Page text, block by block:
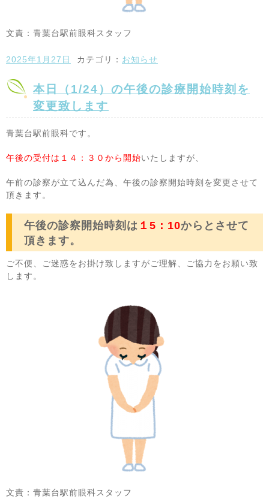
文責：青葉台駅前眼科スタッフ
2025年1月27日 カテゴリ： お知らせ
本日（1/24）の午後の診療開始時刻を
変更致します
青葉台駅前眼科です。
午後の受付は１４：３０から開始いたしますが、
午前の診察が立て込んだ為、午後の診察開始時刻を変更させて
頂きます。
午後の診察開始時刻は １5：10からとさせて
頂きます。
ご不便、ご迷惑をお掛け致しますがご理解、ご協力をお願い致
します。
文責：青葉台駅前眼科スタッフ